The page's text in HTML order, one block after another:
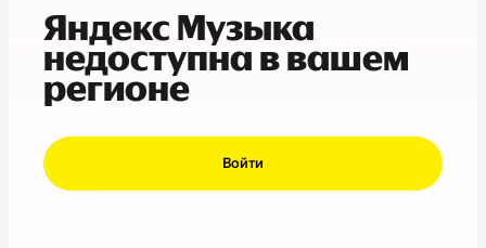
Яндекс Музыка
недоступна в вашем
регионе
Войти